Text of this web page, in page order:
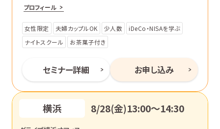
プロフィール
女性限定 夫婦カップルOK 少人数
iDeCo・NISAを学ぶ
ナイトスクール
お茶菓子付き
セミナー詳細 お申し込み
横浜 8/28(金)13:00〜14:30